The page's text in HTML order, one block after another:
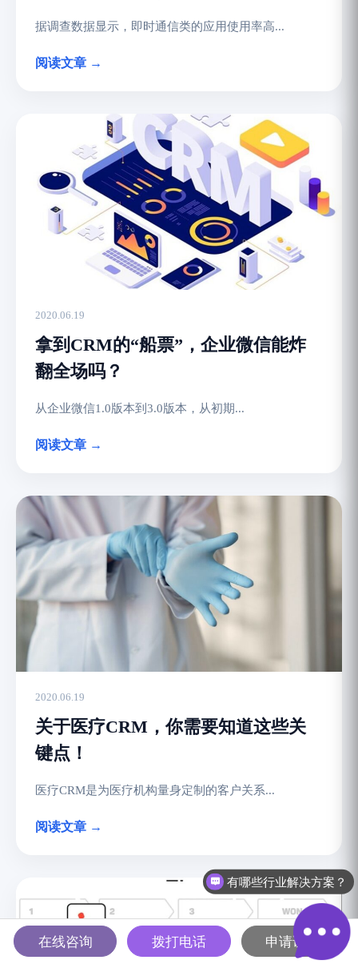
据调查数据显示，即时通信类的应用使用率高...
阅读文章 →
2020.06.19
拿到CRM的“船票”，企业微信能炸
翻全场吗？
从企业微信1.0版本到3.0版本，从初期...
阅读文章 →
2020.06.19
关于医疗CRM，你需要知道这些关
键点！
医疗CRM是为医疗机构量身定制的客户关系...
阅读文章 →
有客户案例可以分享吗？
在线咨询 拨打电话 申请试用